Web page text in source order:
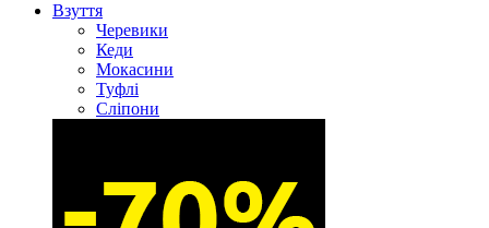
Взуття
Черевики
Кеди
Мокасини
Туфлі
Сліпони